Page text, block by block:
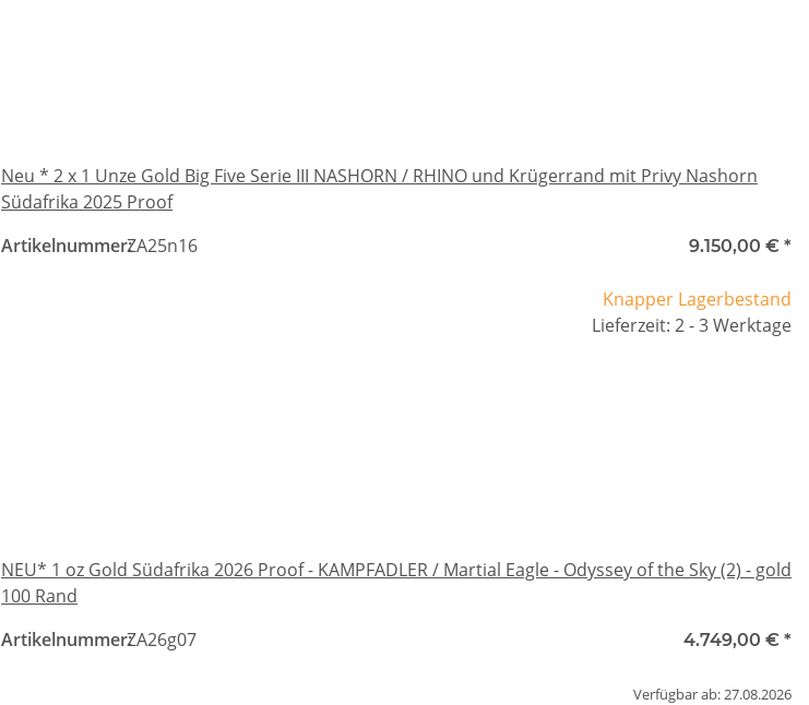
Neu * 2 x 1 Unze Gold Big Five Serie III NASHORN / RHINO und Krügerrand mit Privy Nashorn
Südafrika 2025 Proof
Artikelnummer:ZA25n16 9.150,00 € *
Knapper Lagerbestand
Lieferzeit: 2 - 3 Werktage
NEU* 1 oz Gold Südafrika 2026 Proof - KAMPFADLER / Martial Eagle - Odyssey of the Sky (2) - gold
100 Rand
Artikelnummer:ZA26g07 4.749,00 € *
Verfügbar ab: 27.08.2026